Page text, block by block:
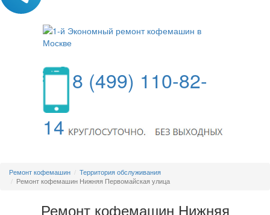
8 (499) 110-82-
14
Ремонт кофемашин
Территория обслуживания
Ремонт кофемашин Нижняя Первомайская улица
Ремонт кофемашин Нижняя